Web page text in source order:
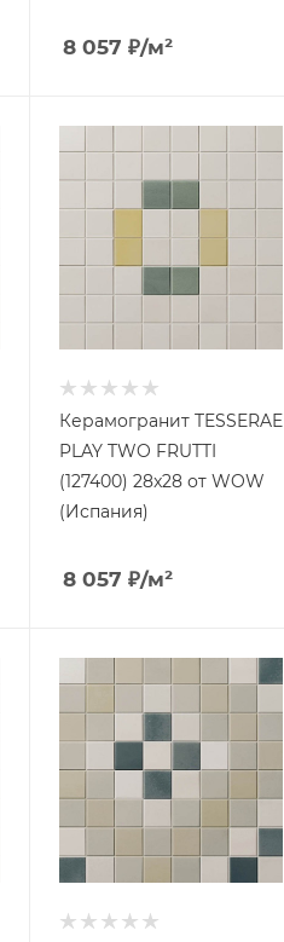
8 057 ₽/м²
Керамогранит TESSERAE
PLAY TWO FRUTTI
(127400) 28x28 от WOW
(Испания)
8 057 ₽/м²